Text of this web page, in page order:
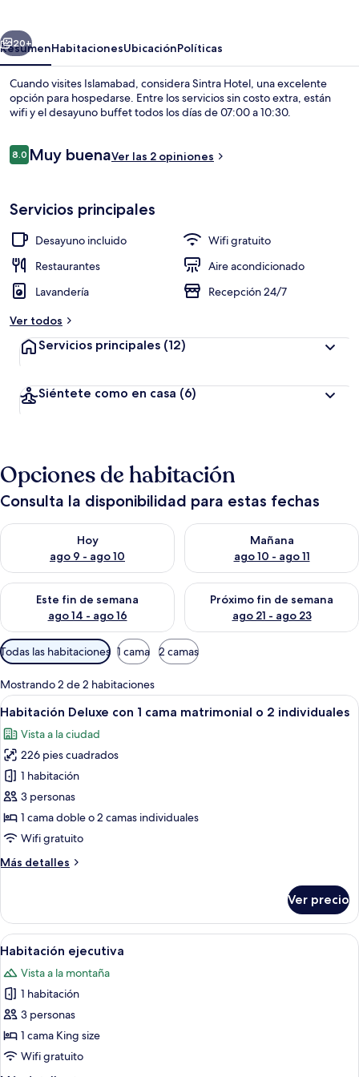
Siguiente
20+
ResumenHabitacionesUbicaciónPolíticas
Cuando visites Islamabad, considera Sintra Hotel, una excelente
opción para hospedarse. Entre los servicios sin costo extra, están
wifi y el desayuno buffet todos los días de 07:00 a 10:30.
Opiniones
8.08.0 de 10,
Muy buenaVer las 2 opiniones
Servicios principales
Desayuno incluido
Wifi gratuito
Restaurantes
Aire acondicionado
Lavandería
Recepción 24/7
Ver todos
Servicios principales (12)
Siéntete como en casa (6)
Opciones de habitación
Consulta la disponibilidad para estas fechas
Hoy
ago 9 - ago 10
Consulta la disponibilidad para hoy ago 9 - ago 10
Mañana
ago 10 - ago 11
Consulta la disponibilidad
Este fin de semana
ago 14 - ago 16
Consulta la disponibilidad para este fin de semana ago 14 -
Próximo fin de semana
ago 21 - ago 23
Consulta la disponibilidad
Filtros
disponibles
para
las
habitaciones
Todas las habitaciones 1 cama 2 camas
Mostrando 2 de 2 habitaciones
Abrir
todas
las
fotos
de
Habitación
Deluxe
con
cama
2
individuales
Una habitación de hotel con una
5
Habitación Deluxe con 1 cama matrimonial o 2 individuales
Vista a la ciudad
226 pies cuadrados
1 habitación
3 personas
1 cama doble o 2 camas individuales
Wifi gratuito
Más detalles
Más
Deluxe
con
1
matrimonial
o
individuales
Ver precio
Abrir
todas
las
fotos
de
Habitación
ejecutiva
Un dormitorio ordenado con una
5
Habitación ejecutiva
Vista a la montaña
1 habitación
3 personas
1 cama King size
Wifi gratuito